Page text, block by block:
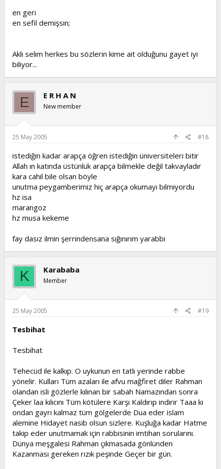
en geri
en sefil demişsin;
Aklı selim herkes bu sözlerin kime ait olduğunu gayet iyi
biliyor...
E E R H A N
New member
25 May 2005 #18
istediğin kadar arapça öğren istediğin üniversiteleri bitir
Allah ın katında üstünlük arapça bilmekle değil takvayladır
kara cahil bile olsan böyle
unutma peygamberimiz hiç arapça okumayı bilmiyordu
hz isa
marangoz
hz musa kekeme
fay dasız ilmin şerrindensana sığınırım yarabbi
K Karababa
Member
25 May 2005 #19
Tesbihat
Tesbihat
Tehecüd ile kalkıp. O uykunun en tatlı yerinde rabbe
yönelir. Kulları Tüm azaları ile afvu mağfiret diler Rahman
olandan isli gözlerle kılınan bir sabah Namazından sonra
Çeker laa kılıcını Tüm kötülere Karşı Kaldırıp indirir Taaa ki
ondan gayrı kalmaz tüm gölgelerde Dua eder islam
alemine Hidayet nasib olsun sizlere. Kuşluğa kadar Hatme
takip eder unutmamak için rabbisinin imtihan sorularını.
Dünya meşgalesi Rahman çıkmasada gönlünden
Kazanması gereken rızık peşinde Geçer bir gün.